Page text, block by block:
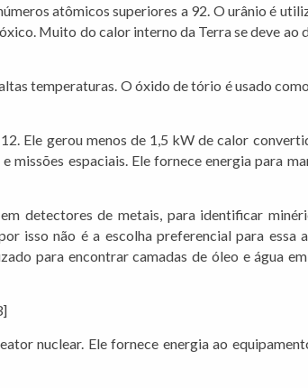
atômicos superiores a 92. O urânio é
Muito do calor interno da Terra se deve ao
temperaturas. O óxido de tório é usado
Ele gerou menos de 1,5 kW de calor
espaciais. Ele fornece energia para
detectores de metais, para identificar
isso não é a escolha preferencial para essa
para encontrar camadas de óleo e água
nuclear. Ele fornece energia ao